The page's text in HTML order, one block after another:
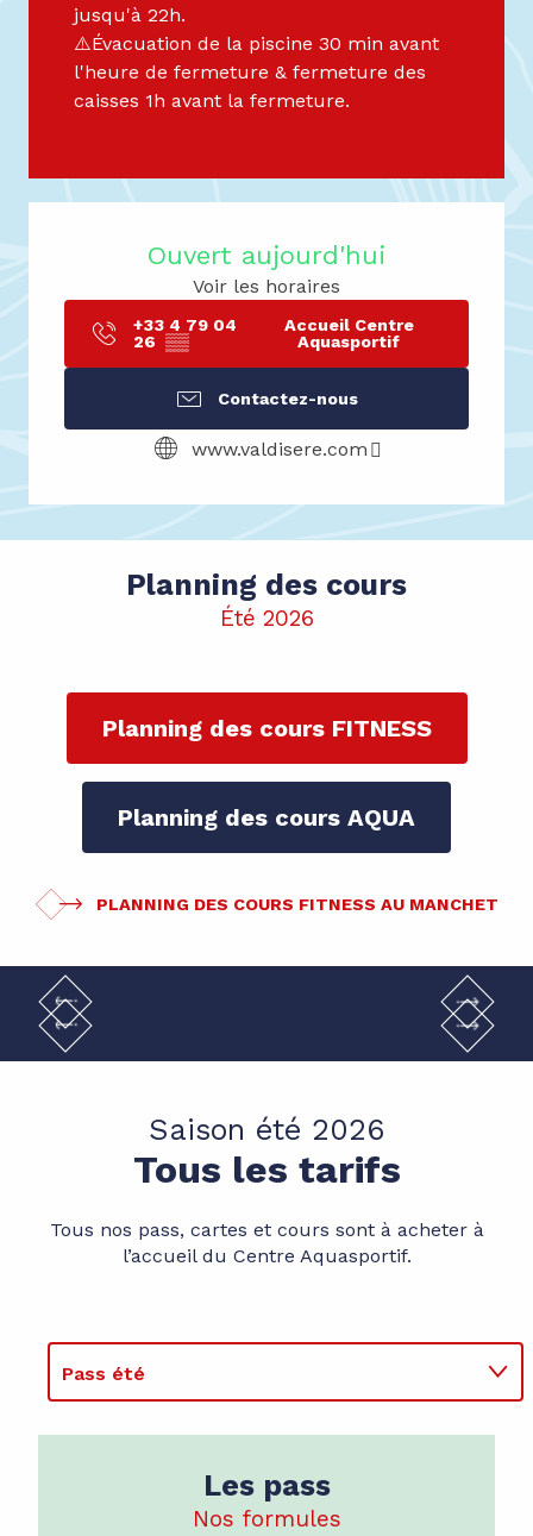
jusqu'à 22h.
⚠️Évacuation de la piscine 30 min avant
l'heure de fermeture & fermeture des
caisses 1h avant la fermeture.
Ouvert aujourd'hui
Voir les horaires
+33 4 79 04
26 ▒▒
Accueil Centre
Aquasportif
Contactez-nous
www.valdisere.com
Planning des cours
Été 2026
Planning des cours FITNESS
Planning des cours AQUA
PLANNING DES COURS FITNESS AU MANCHET
Espace Plage – La piscine
Spa Pure Altitude
Saison été 2026
Tous les tarifs
Tous nos pass, cartes et cours sont à acheter à
l’accueil du Centre Aquasportif.
Pass été
Piscine
Les pass
Nos formules